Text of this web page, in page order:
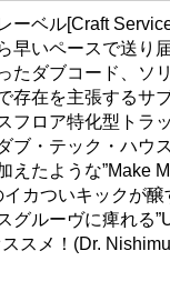
ーベル[Craft
早いペースで送り
たダブコード、ソ
存在を主張するサ
フロア特化型トラ
ブ・テック・ハウ
えたような”Make
カついキックが醸
グルーヴに痺れる
スメ！(Dr.